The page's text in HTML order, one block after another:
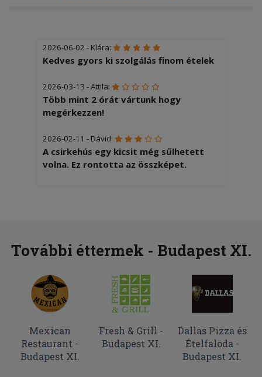
2026-06-02 - Klára:
Kedves gyors ki szolgálás finom ételek
2026-03-13 - Attila:
Több mint 2 órát vártunk hogy
megérkezzen!
2026-02-11 - Dávid:
A csirkehús egy kicsit még sűlhetett
volna. Ez rontotta az összképet.
További éttermek - Budapest XI.
Mexican
Restaurant -
Budapest XI.
Fresh & Grill -
Budapest XI.
Dallas Pizza és
Ételfaloda -
Budapest XI.